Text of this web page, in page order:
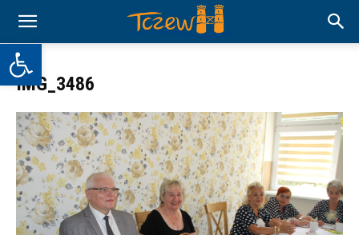
Otwórz pasek narzędzi
IMG_3486